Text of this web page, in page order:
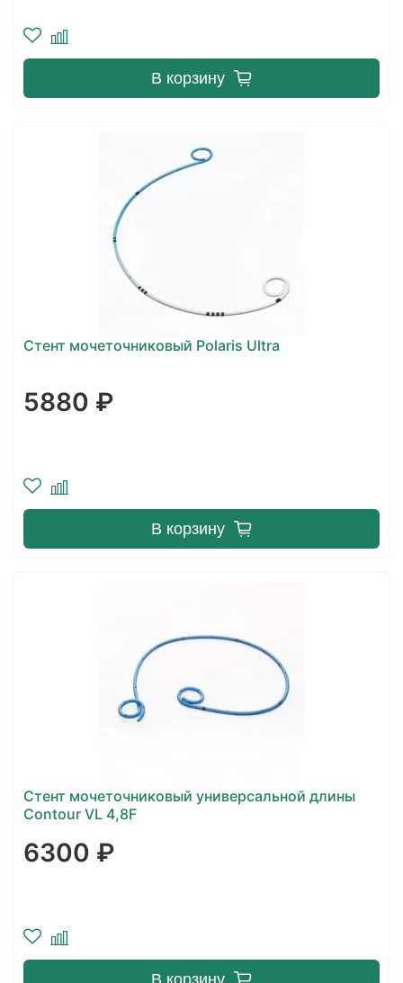
В корзину
Стент мочеточниковый Polaris Ultra
5880 ₽
В корзину
Стент мочеточниковый универсальной длины
Contour VL 4,8F
6300 ₽
В корзину